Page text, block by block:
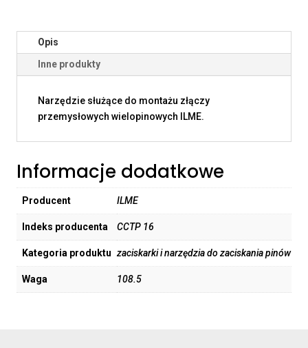
Opis
Inne produkty
Narzędzie służące do montażu złączy
przemysłowych wielopinowych ILME.
Informacje dodatkowe
Producent ILME
Indeks producenta CCTP 16
Kategoria produktu zaciskarki i narzędzia do zaciskania pinów
Waga 108.5